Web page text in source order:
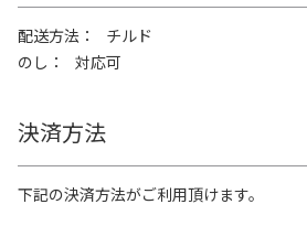
配送方法
チルド
のし
対応可
決済方法
下記の決済方法がご利用頂けます。